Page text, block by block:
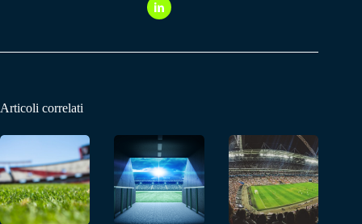
Articoli correlati